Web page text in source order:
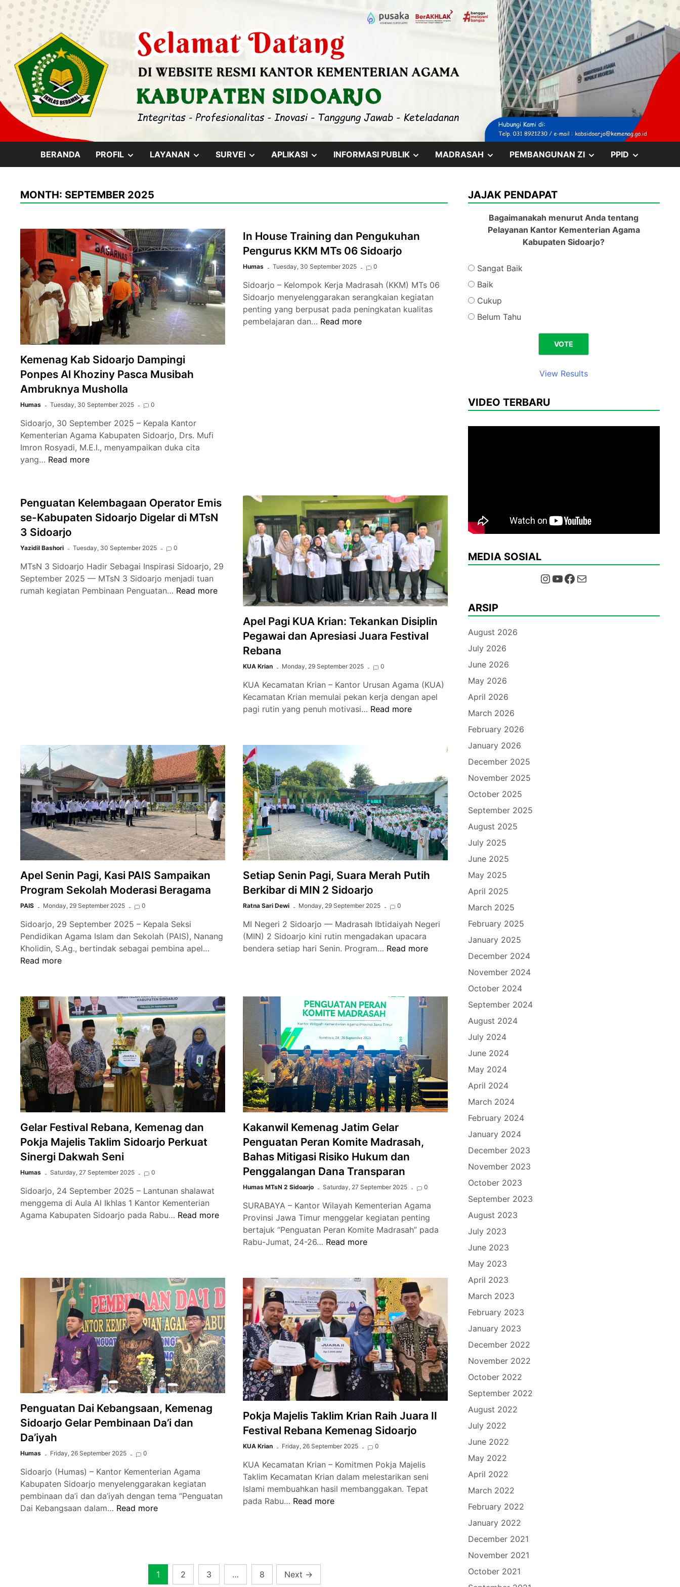
content
Skip
BERANDA PROFIL SHOW
MENU
LAYANAN SHOW
MENU
SURVEI SHOW
MENU
APLIKASI SHOW
MENU
INFORMASI PUBLIK SHOW
MENU
MADRASAH SHOW
MENU
PEMBANGUNAN ZI SHOW
MENU
PPID
MENU
MONTH: SEPTEMBER 2025
Kemenag Kab Sidoarjo Dampingi
Ponpes Al Khoziny Pasca Musibah
Ambruknya Musholla
Humas Tuesday, 30 September 2025 0
Sidoarjo, 30 September 2025 – Kepala Kantor
Kementerian Agama Kabupaten Sidoarjo, Drs. Mufi
Imron Rosyadi, M.E.I., menyampaikan duka cita
yang… Kemenag
Ponpes
Al
Khoziny
Pasca
Ambruknya
Musholla
Read more
In House Training dan Pengukuhan
Pengurus KKM MTs 06 Sidoarjo
Humas Tuesday, 30 September 2025 0
Sidoarjo – Kelompok Kerja Madrasah (KKM) MTs 06
Sidoarjo menyelenggarakan serangkaian kegiatan
penting yang berpusat pada peningkatan kualitas
pembelajaran dan… In
Read more
Penguatan Kelembagaan Operator Emis
se-Kabupaten Sidoarjo Digelar di MTsN
3 Sidoarjo
Yazidil Bashori Tuesday, 30 September 2025 0
MTsN 3 Sidoarjo Hadir Sebagai Inspirasi Sidoarjo, 29
September 2025 — MTsN 3 Sidoarjo menjadi tuan
rumah kegiatan Pembinaan Penguatan… Penguatan
Read more
Apel Pagi KUA Krian: Tekankan Disiplin
Pegawai dan Apresiasi Juara Festival
Rebana
KUA Krian Monday, 29 September 2025 0
KUA Kecamatan Krian – Kantor Urusan Agama (KUA)
Kecamatan Krian memulai pekan kerja dengan apel
pagi rutin yang penuh motivasi… Apel
Disiplin
Pegawai
dan
Apresiasi
Juara
Festival
Rebana
Read more
Apel Senin Pagi, Kasi PAIS Sampaikan
Program Sekolah Moderasi Beragama
PAIS Monday, 29 September 2025 0
Sidoarjo, 29 September 2025 – Kepala Seksi
Pendidikan Agama Islam dan Sekolah (PAIS), Nanang
Kholidin, S.Ag., bertindak sebagai pembina apel…
PAIS
Sampaikan
Program
Sekolah
Moderasi
Beragama
Read more
Setiap Senin Pagi, Suara Merah Putih
Berkibar di MIN 2 Sidoarjo
Ratna Sari Dewi Monday, 29 September 2025 0
MI Negeri 2 Sidoarjo — Madrasah Ibtidaiyah Negeri
(MIN) 2 Sidoarjo kini rutin mengadakan upacara
bendera setiap hari Senin. Program… Setiap
Merah
Putih
Berkibar
MIN
2
Sidoarjo
Read more
Gelar Festival Rebana, Kemenag dan
Pokja Majelis Taklim Sidoarjo Perkuat
Sinergi Dakwah Seni
Humas Saturday, 27 September 2025 0
Sidoarjo, 24 September 2025 – Lantunan shalawat
menggema di Aula Al Ikhlas 1 Kantor Kementerian
Agama Kabupaten Sidoarjo pada Rabu… Gelar
Majelis
Taklim
Sidoarjo
Perkuat
Sinergi
Dakwah
Seni
Read more
Kakanwil Kemenag Jatim Gelar
Penguatan Peran Komite Madrasah,
Bahas Mitigasi Risiko Hukum dan
Penggalangan Dana Transparan
Humas MTsN 2 Sidoarjo Saturday, 27 September 2025 0
SURABAYA – Kantor Wilayah Kementerian Agama
Provinsi Jawa Timur menggelar kegiatan penting
bertajuk “Penguatan Peran Komite Madrasah” pada
Rabu-Jumat, 24-26… Kakanwil
Gelar
Penguatan
Peran
Komite
Madrasah,
Bahas
Mitigasi
Risiko
Hukum
dan
Penggalangan
Dana
Transparan
Read more
Penguatan Dai Kebangsaan, Kemenag
Sidoarjo Gelar Pembinaan Da’i dan
Da’iyah
Humas Friday, 26 September 2025 0
Sidoarjo (Humas) – Kantor Kementerian Agama
Kabupaten Sidoarjo menyelenggarakan kegiatan
pembinaan da’i dan da’iyah dengan tema “Penguatan
Dai Kebangsaan dalam… Penguatan
Read more
Pokja Majelis Taklim Krian Raih Juara II
Festival Rebana Kemenag Sidoarjo
KUA Krian Friday, 26 September 2025 0
KUA Kecamatan Krian – Komitmen Pokja Majelis
Taklim Kecamatan Krian dalam melestarikan seni
Islami membuahkan hasil membanggakan. Tepat
pada Rabu… Pokja
II
Read more
1 2 3 … 8 Next →
JAJAK PENDAPAT
Bagaimanakah menurut Anda tentang
Pelayanan Kantor Kementerian Agama
Kabupaten Sidoarjo?
Sangat Baik
Baik
Cukup
Belum Tahu
View Results
VIDEO TERBARU
MEDIA SOSIAL
InstagramYouTube Facebook Mail
ARSIP
August 2026
July 2026
June 2026
May 2026
April 2026
March 2026
February 2026
January 2026
December 2025
November 2025
October 2025
September 2025
August 2025
July 2025
June 2025
May 2025
April 2025
March 2025
February 2025
January 2025
December 2024
November 2024
October 2024
September 2024
August 2024
July 2024
June 2024
May 2024
April 2024
March 2024
February 2024
January 2024
December 2023
November 2023
October 2023
September 2023
August 2023
July 2023
June 2023
May 2023
April 2023
March 2023
February 2023
January 2023
December 2022
November 2022
October 2022
September 2022
August 2022
July 2022
June 2022
May 2022
April 2022
March 2022
February 2022
January 2022
December 2021
November 2021
October 2021